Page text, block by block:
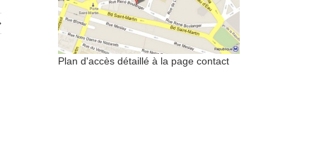
Plan d'accès détaillé à la page contact